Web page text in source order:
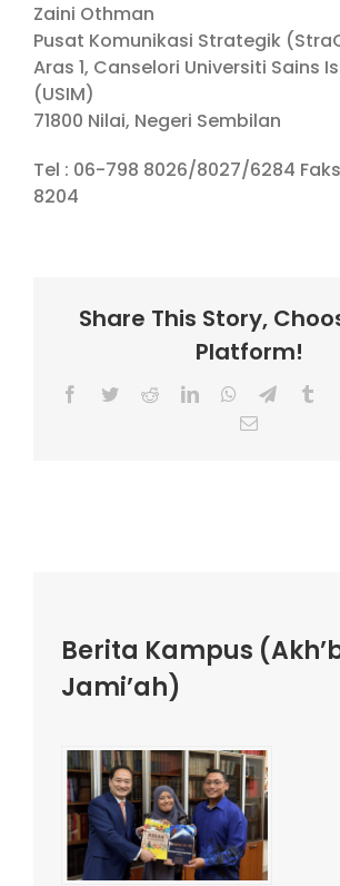
Zaini Othman
Pusat Komunikasi Strategik
Aras 1, Canselori Universiti Sains
(USIM)
71800 Nilai, Negeri Sembilan
Tel : 06-798 8026/8027/6284
8204
Share This Story,
Platform!
Facebook
TwitterRedditLinkedInWhatsApp
Telegram
Email
Berita Kampus
Jami’ah)